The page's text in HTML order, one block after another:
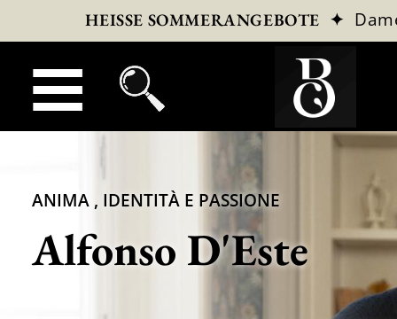
HEISSE SOMMERANGEBOTE ✦
ANIMA , IDENTITÀ E PASSIONE
Alfonso D'Este